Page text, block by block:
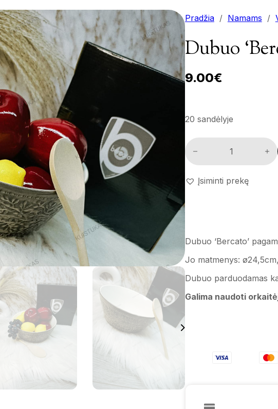
Pradžia / Namams /
Dubuo
9.00€
20 sandėlyje
Dubuo 'Bercato' kiekis
Įsiminti prekę
Dubuo ‘Bercato’
Jo matmenys:
Dubuo parduodamas
Galima naudoti